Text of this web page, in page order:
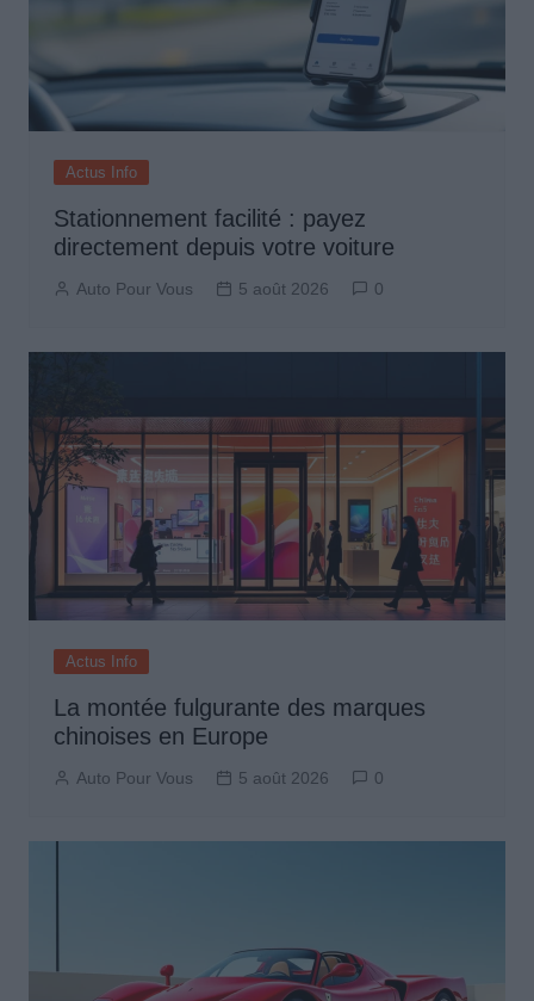
Actus Info
Stationnement facilité : payez
directement depuis votre voiture
Auto Pour Vous 5 août 2026 0
Actus Info
La montée fulgurante des marques
chinoises en Europe
Auto Pour Vous 5 août 2026 0